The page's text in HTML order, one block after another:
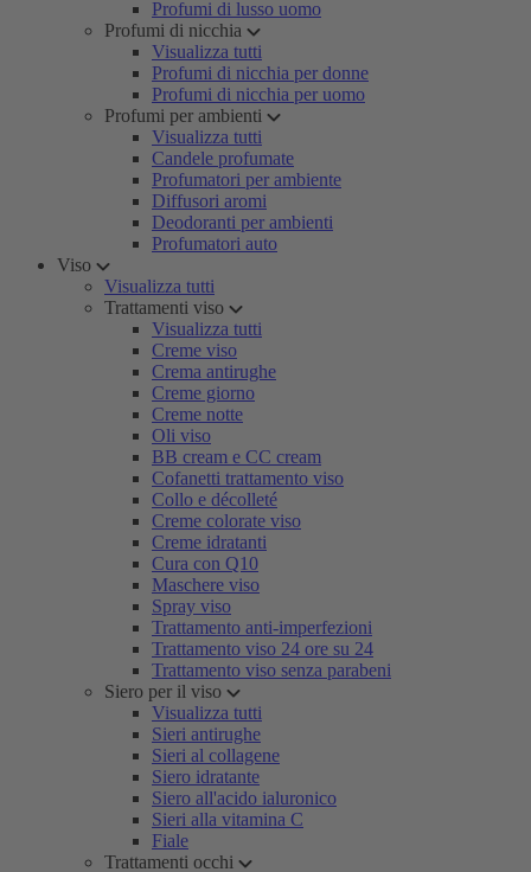
Profumi di lusso uomo
Profumi di nicchia
Visualizza tutti
Profumi di nicchia per donne
Profumi di nicchia per uomo
Profumi per ambienti
Visualizza tutti
Candele profumate
Profumatori per ambiente
Diffusori aromi
Deodoranti per ambienti
Profumatori auto
Viso
Visualizza tutti
Trattamenti viso
Visualizza tutti
Creme viso
Crema antirughe
Creme giorno
Creme notte
Oli viso
BB cream e CC cream
Cofanetti trattamento viso
Collo e décolleté
Creme colorate viso
Creme idratanti
Cura con Q10
Maschere viso
Spray viso
Trattamento anti-imperfezioni
Trattamento viso 24 ore su 24
Trattamento viso senza parabeni
Siero per il viso
Visualizza tutti
Sieri antirughe
Sieri al collagene
Siero idratante
Siero all'acido ialuronico
Sieri alla vitamina C
Fiale
Trattamenti occhi